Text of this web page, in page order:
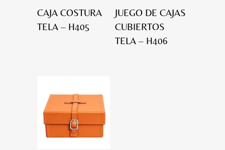
CAJA COSTURA
TELA – H405
JUEGO DE CAJAS
CUBIERTOS
TELA – H406